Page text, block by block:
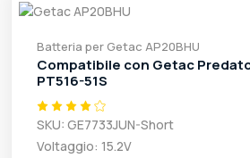
Batteria per Getac AP20BHU
Compatibile con Getac
PT516-51S
SKU: GE7733JUN-Short
Voltaggio: 15.2V